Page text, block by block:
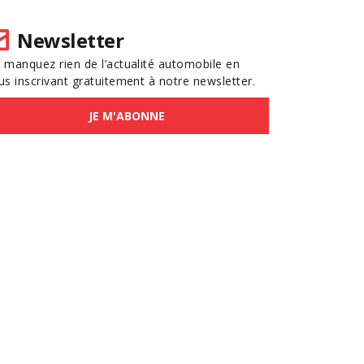
Newsletter
manquez rien de l’actualité automobile en
inscrivant gratuitement à notre newsletter.
JE M'ABONNE